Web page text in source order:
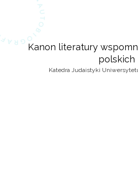
p
Kanon literatury
polskich
Katedra Judaistyki